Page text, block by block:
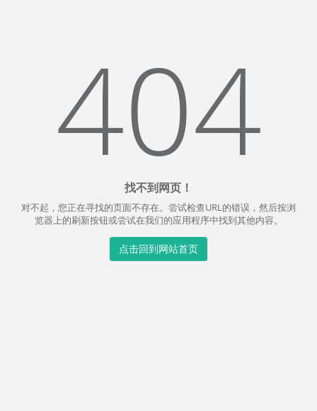
404
找不到网页！
对不起，您正在寻找的页面不存在。尝试检查URL的错误，然后按浏
览器上的刷新按钮或尝试在我们的应用程序中找到其他内容。
点击回到网站首页